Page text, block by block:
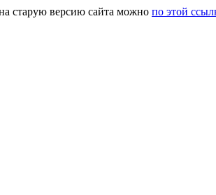
старую версию сайта можно по этой